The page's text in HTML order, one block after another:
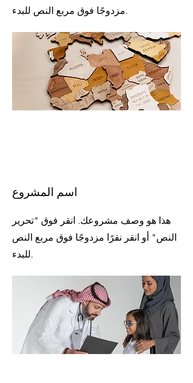
مزدوجًا فوق مربع النص للبدء.
اسم المشروع
هذا هو وصف مشروعك. انقر فوق "تحرير
النص" أو انقر نقرًا مزدوجًا فوق مربع النص
للبدء.